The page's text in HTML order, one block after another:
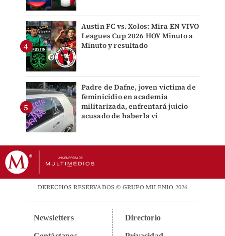
Austin FC vs. Xolos: Mira EN VIVO
Leagues Cup 2026 HOY Minuto a
Minuto y resultado
Padre de Dafne, joven víctima de
feminicidio en academia
militarizada, enfrentará juicio
acusado de haberla vi
DERECHOS RESERVADOS © GRUPO MILENIO 2026
Newsletters Directorio